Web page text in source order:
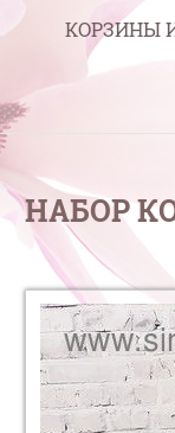
КОРЗИНЫ
НАБОР